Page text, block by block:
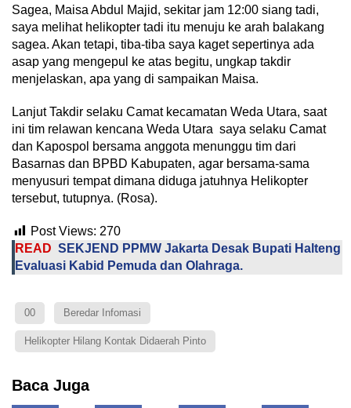
Sagea, Maisa Abdul Majid, sekitar jam 12:00 siang tadi,
saya melihat helikopter tadi itu menuju ke arah balakang
sagea. Akan tetapi, tiba-tiba saya kaget sepertinya ada
asap yang mengepul ke atas begitu, ungkap takdir
menjelaskan, apa yang di sampaikan Maisa.
Lanjut Takdir selaku Camat kecamatan Weda Utara, saat
ini tim relawan kencana Weda Utara saya selaku Camat
dan Kapospol bersama anggota menunggu tim dari
Basarnas dan BPBD Kabupaten, agar bersama-sama
menyusuri tempat dimana diduga jatuhnya Helikopter
tersebut, tutupnya. (Rosa).
Post Views: 270
READ SEKJEND PPMW Jakarta Desak Bupati Halteng
Evaluasi Kabid Pemuda dan Olahraga.
00 Beredar Infomasi
Helikopter Hilang Kontak Didaerah Pinto
Baca Juga